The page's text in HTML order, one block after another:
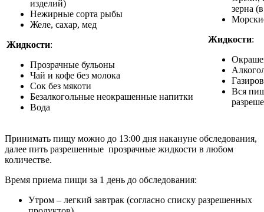
изделий)
Нежирные сорта рыбы
Желе, сахар, мед
Жидкости:
Прозрачные бульоны
Чай и кофе без молока
Сок без мякоти
Безалкогольные неокрашенные напитки
Вода
зерна
Жидкости:
Вся
Принимать пищу можно до 13:00 дня накануне обследования,
далее пить разрешенные прозрачные жидкости в любом
количестве.
Время приема пищи за 1 день до обследования:
Утром – легкий завтрак (согласно списку разрешенных